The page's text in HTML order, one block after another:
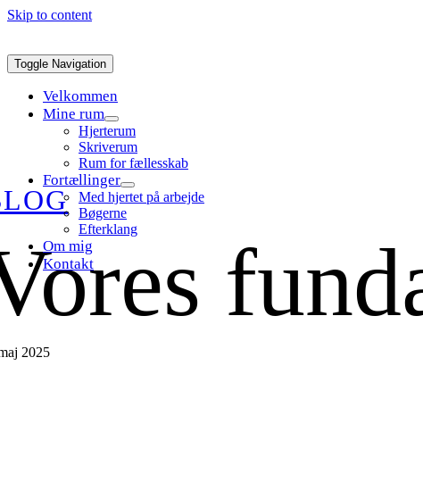
Skip to content
Toggle Navigation
Velkommen
Mine rum
Hjerterum
Skriverum
Rum for fællesskab
Fortællinger
Med hjertet på arbejde
Bøgerne
Efterklang
Om mig
Kontakt
2025